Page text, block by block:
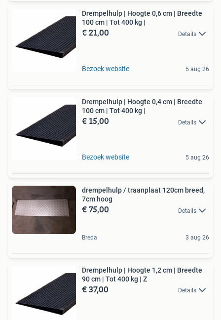
Drempelhulp | Hoogte 0,6 cm | Breedte
100 cm | Tot 400 kg |
€ 21,00 Details
Bezoek website 5 aug 26
Drempelhulp | Hoogte 0,4 cm | Breedte
100 cm | Tot 400 kg |
€ 15,00 Details
Bezoek website 5 aug 26
drempelhulp / traanplaat 120cm breed,
7cm hoog
€ 75,00 Details
Breda 3 aug 26
Drempelhulp | Hoogte 1,2 cm | Breedte
90 cm | Tot 400 kg | Z
€ 37,00 Details